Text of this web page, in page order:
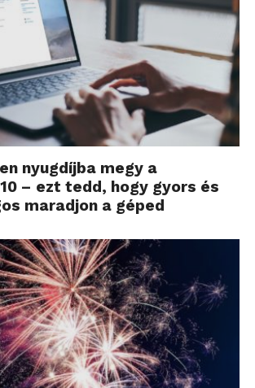
nyugdíjba megy a
– ezt tedd, hogy gyors és
maradjon a géped